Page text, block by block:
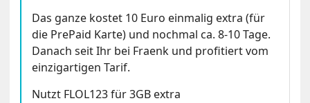
Das ganze kostet 10 Euro einmalig extra (für
die PrePaid Karte) und nochmal ca. 8-10 Tage.
Danach seit Ihr bei Fraenk und profitiert vom
einzigartigen Tarif.
Nutzt FLOL123 für 3GB extra